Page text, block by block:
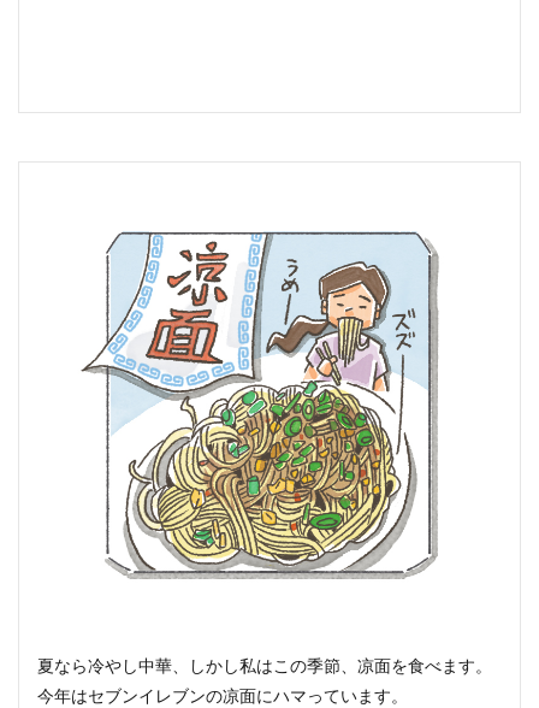
夏なら冷やし中華、しかし私はこの季節、凉面を食べます。
今年はセブンイレブンの凉面にハマっています。